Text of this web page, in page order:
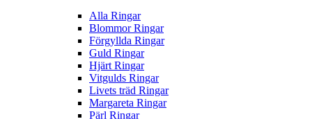
Alla Ringar
Blommor Ringar
Förgyllda Ringar
Guld Ringar
Hjärt Ringar
Vitgulds Ringar
Livets träd Ringar
Margareta Ringar
Pärl Ringar